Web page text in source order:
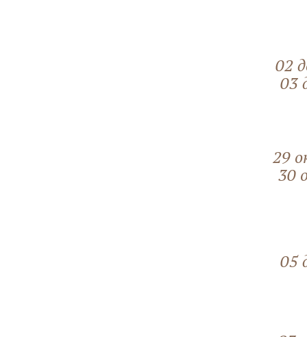
02
03
29
30
05